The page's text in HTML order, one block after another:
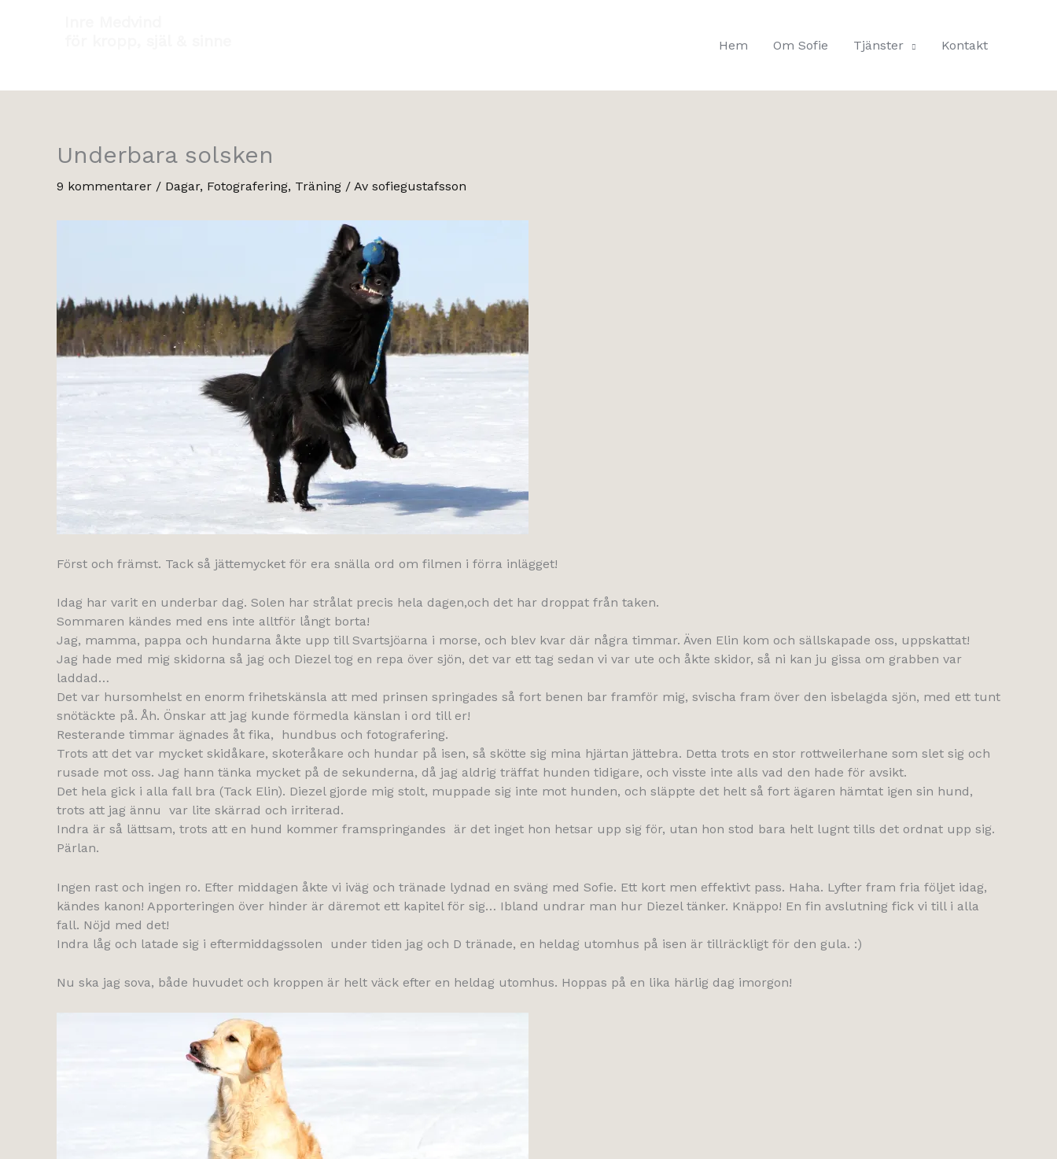
Hem Om Sofie Tjänster Kontakt
Underbara solsken
9 kommentarer / Dagar, Fotografering, Träning / Av sofiegustafsson
Först och främst. Tack så jättemycket för era snälla ord om filmen i förra inlägget!
Idag har varit en underbar dag. Solen har strålat precis hela dagen,och det har droppat från taken.
Sommaren kändes med ens inte alltför långt borta!
Jag, mamma, pappa och hundarna åkte upp till Svartsjöarna i morse, och blev kvar där några timmar. Även Elin kom och sällskapade oss, uppskattat!
Jag hade med mig skidorna så jag och Diezel tog en repa över sjön, det var ett tag sedan vi var ute och åkte skidor, så ni kan ju gissa om grabben var
laddad…
Det var hursomhelst en enorm frihetskänsla att med prinsen springades så fort benen bar framför mig, svischa fram över den isbelagda sjön, med ett tunt
snötäckte på. Åh. Önskar att jag kunde förmedla känslan i ord till er!
Resterande timmar ägnades åt fika, hundbus och fotografering.
Trots att det var mycket skidåkare, skoteråkare och hundar på isen, så skötte sig mina hjärtan jättebra. Detta trots en stor rottweilerhane som slet sig och
rusade mot oss. Jag hann tänka mycket på de sekunderna, då jag aldrig träffat hunden tidigare, och visste inte alls vad den hade för avsikt.
Det hela gick i alla fall bra (Tack Elin). Diezel gjorde mig stolt, muppade sig inte mot hunden, och släppte det helt så fort ägaren hämtat igen sin hund,
trots att jag ännu var lite skärrad och irriterad.
Indra är så lättsam, trots att en hund kommer framspringandes är det inget hon hetsar upp sig för, utan hon stod bara helt lugnt tills det ordnat upp sig.
Pärlan.
Ingen rast och ingen ro. Efter middagen åkte vi iväg och tränade lydnad en sväng med Sofie. Ett kort men effektivt pass. Haha. Lyfter fram fria följet idag,
kändes kanon! Apporteringen över hinder är däremot ett kapitel för sig… Ibland undrar man hur Diezel tänker. Knäppo! En fin avslutning fick vi till i alla
fall. Nöjd med det!
Indra låg och latade sig i eftermiddagssolen under tiden jag och D tränade, en heldag utomhus på isen är tillräckligt för den gula. :)
Nu ska jag sova, både huvudet och kroppen är helt väck efter en heldag utomhus. Hoppas på en lika härlig dag imorgon!